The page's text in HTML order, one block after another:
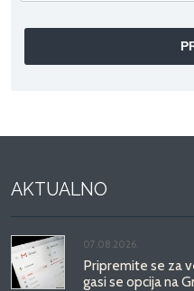
AKTUALNO
07.08.2026.
Pripremite se za
gasi se opcija na